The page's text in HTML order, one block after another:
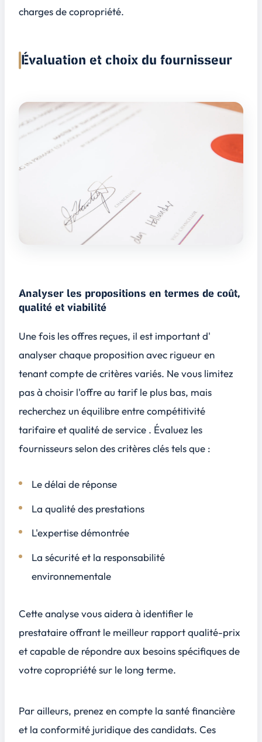
charges de copropriété.
Évaluation et choix du fournisseur
Analyser les propositions en termes de coût,
qualité et viabilité
Une fois les offres reçues, il est important d'
analyser chaque proposition avec rigueur en
tenant compte de critères variés. Ne vous limitez
pas à choisir l'offre au tarif le plus bas, mais
recherchez un équilibre entre compétitivité
tarifaire et qualité de service . Évaluez les
fournisseurs selon des critères clés tels que :
Le délai de réponse
La qualité des prestations
L'expertise démontrée
La sécurité et la responsabilité
environnementale
Cette analyse vous aidera à identifier le
prestataire offrant le meilleur rapport qualité-prix
et capable de répondre aux besoins spécifiques de
votre copropriété sur le long terme.
Par ailleurs, prenez en compte la santé financière
et la conformité juridique des candidats. Ces